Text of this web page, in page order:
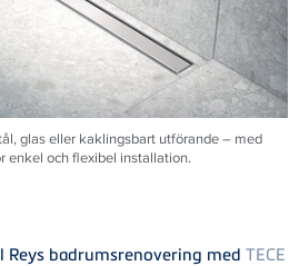
glas eller kaklingsbart utförande – med
enkel och flexibel installation.
Reys badrumsrenovering med TECE